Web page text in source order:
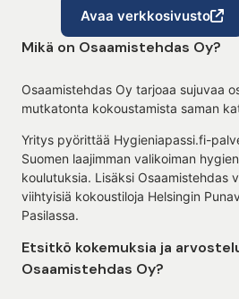
Avaa verkkosivusto
Mikä on Osaamistehdas Oy?
Osaamistehdas Oy tarjoaa sujuvaa
mutkatonta kokoustamista saman
Yritys pyörittää Hygieniapassi.fi-
Suomen laajimman valikoiman
koulutuksia. Lisäksi Osaamistehdas
viihtyisiä kokoustiloja Helsingin
Pasilassa.
Etsitkö kokemuksia ja
Osaamistehdas Oy?